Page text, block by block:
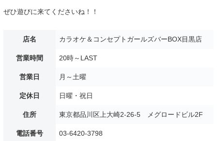
ぜひ遊びに来てくださいね！！
店名 カラオケ＆コンセプトガールズバーBOX目黒店
営業時間 20時～LAST
営業日 月～土曜
定休日 日曜・祝日
住所 東京都品川区上大崎2-26-5 メグロードビル2F
電話番号 03-6420-3798